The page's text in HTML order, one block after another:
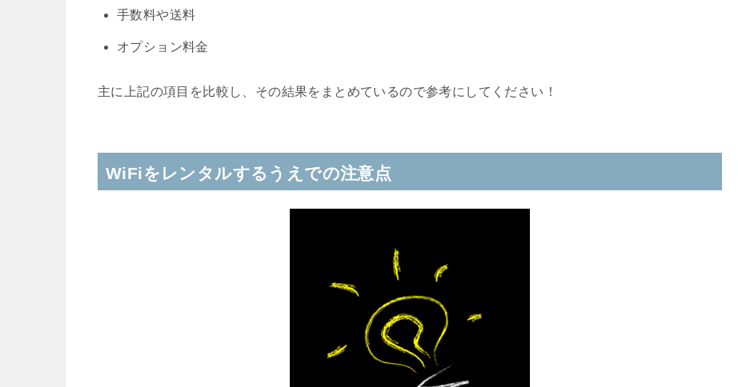
手数料や送料
オプション料金
主に上記の項目を比較し、その結果をまとめているので参考にしてください！
WiFiをレンタルするうえでの注意点